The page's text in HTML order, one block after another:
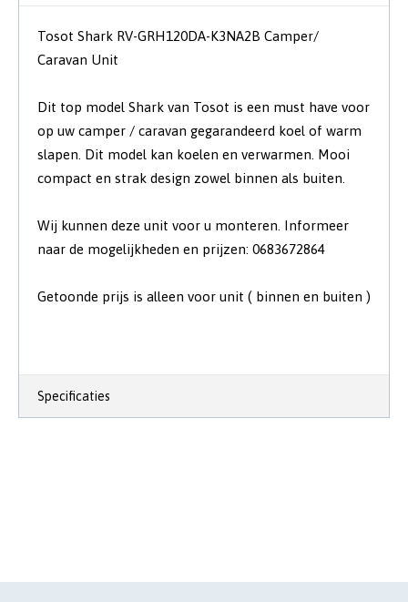
Tosot Shark RV-GRH120DA-K3NA2B Camper/
Caravan Unit
Dit top model Shark van Tosot is een must have voor
op uw camper / caravan gegarandeerd koel of warm
slapen. Dit model kan koelen en verwarmen. Mooi
compact en strak design zowel binnen als buiten.
Wij kunnen deze unit voor u monteren. Informeer
naar de mogelijkheden en prijzen: 0683672864
Getoonde prijs is alleen voor unit ( binnen en buiten )
Specificaties